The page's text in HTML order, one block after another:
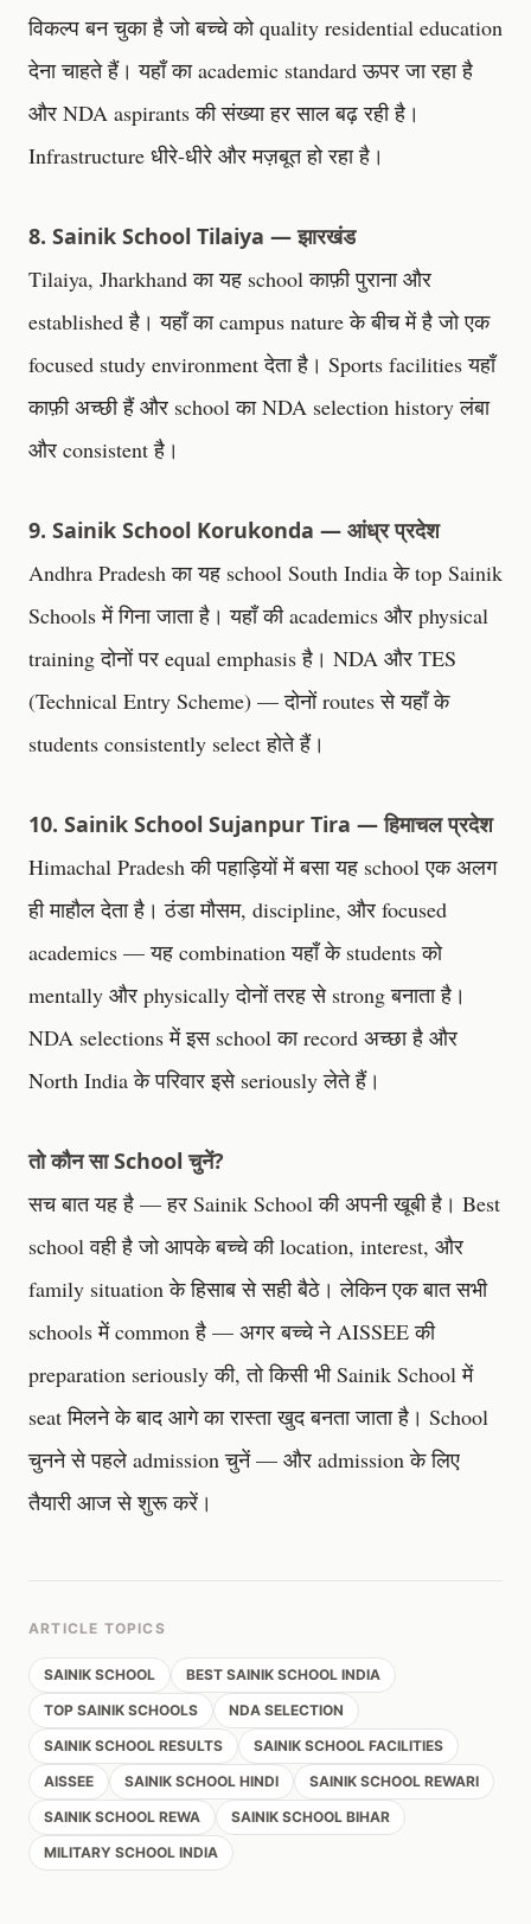
विकल्प बन चुका है जो बच्चे को quality residential education
देना चाहते हैं। यहाँ का academic standard ऊपर जा रहा है
और NDA aspirants की संख्या हर साल बढ़ रही है।
Infrastructure धीरे-धीरे और मज़बूत हो रहा है।
8. Sainik School Tilaiya — झारखंड
Tilaiya, Jharkhand का यह school काफ़ी पुराना और
established है। यहाँ का campus nature के बीच में है जो एक
focused study environment देता है। Sports facilities यहाँ
काफ़ी अच्छी हैं और school का NDA selection history लंबा
और consistent है।
9. Sainik School Korukonda — आंध्र प्रदेश
Andhra Pradesh का यह school South India के top Sainik
Schools में गिना जाता है। यहाँ की academics और physical
training दोनों पर equal emphasis है। NDA और TES
(Technical Entry Scheme) — दोनों routes से यहाँ के
students consistently select होते हैं।
10. Sainik School Sujanpur Tira — हिमाचल प्रदेश
Himachal Pradesh की पहाड़ियों में बसा यह school एक अलग
ही माहौल देता है। ठंडा मौसम, discipline, और focused
academics — यह combination यहाँ के students को
mentally और physically दोनों तरह से strong बनाता है।
NDA selections में इस school का record अच्छा है और
North India के परिवार इसे seriously लेते हैं।
तो कौन सा School चुनें?
सच बात यह है — हर Sainik School की अपनी खूबी है। Best
school वही है जो आपके बच्चे की location, interest, और
family situation के हिसाब से सही बैठे। लेकिन एक बात सभी
schools में common है — अगर बच्चे ने AISSEE की
preparation seriously की, तो किसी भी Sainik School में
seat मिलने के बाद आगे का रास्ता खुद बनता जाता है। School
चुनने से पहले admission चुनें — और admission के लिए
तैयारी आज से शुरू करें।
ARTICLE TOPICS
SAINIK SCHOOL
BEST SAINIK SCHOOL INDIA
TOP SAINIK SCHOOLS
NDA SELECTION
SAINIK SCHOOL RESULTS
SAINIK SCHOOL FACILITIES
AISSEE
SAINIK SCHOOL HINDI
SAINIK SCHOOL REWARI
SAINIK SCHOOL REWA
SAINIK SCHOOL BIHAR
MILITARY SCHOOL INDIA